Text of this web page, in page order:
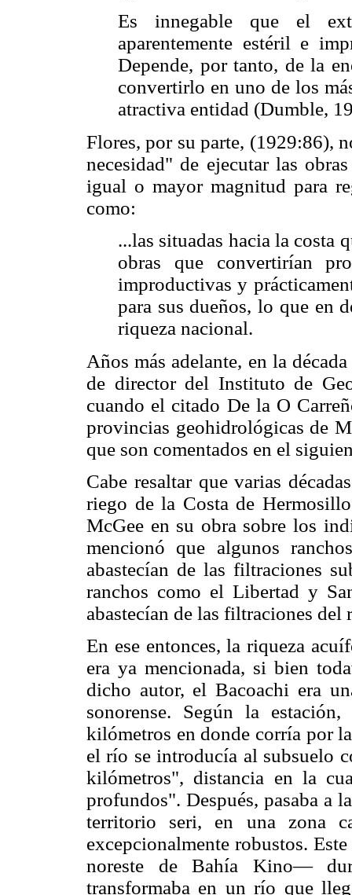
Es innegable que el
aparentemente estéril e
Depende, por tanto, de la
convertirlo en uno de los
atractiva entidad (Dumble,
Flores, por su parte, (1929:86),
necesidad" de ejecutar las
igual o mayor magnitud para
como:
...las situadas hacia la costa
obras que convertirían
improductivas y
para sus dueños, lo que en
riqueza nacional.
Años más adelante, en la
de director del Instituto de
cuando el citado De la O
provincias geohidrológicas de
que son comentados en el
Cabe resaltar que varias
riego de la Costa de
McGee en su obra sobre los
mencionó que algunos
abastecían de las filtraciones
ranchos como el Libertad y
abastecían de las filtraciones
En ese entonces, la riqueza
era ya mencionada, si bien
dicho autor, el Bacoachi era
sonorense. Según la
kilómetros en donde corría por
el río se introducía al subsuelo
kilómetros", distancia en la
profundos". Después, pasaba a
territorio seri, en una zona
excepcionalmente robustos.
noreste de Bahía Kino—
transformaba en un río que